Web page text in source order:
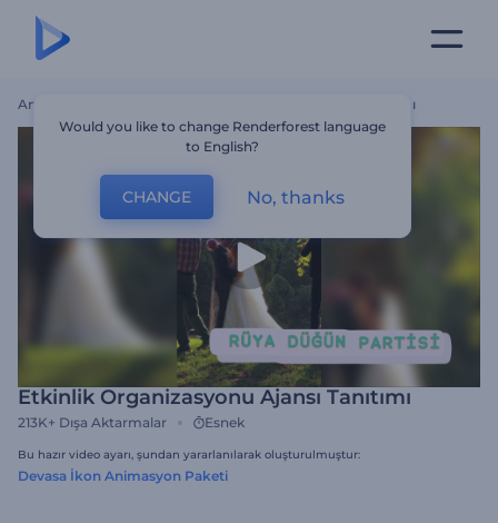
Ana Sayfa Etkinlik Organizasyonu Ajansı Tanıtımı
Etkinlik Organizasyonu Ajansı Tanıtımı
213K+ Dışa Aktarmalar Esnek
Bu hazır video ayarı, şundan yararlanılarak oluşturulmuştur:
Devasa İkon Animasyon Paketi
Would you like to change Renderforest language
to English?
CHANGE No, thanks